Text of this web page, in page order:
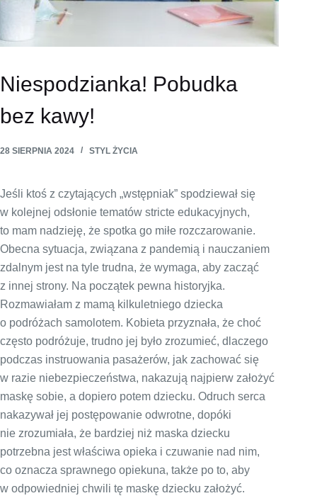
Niespodzianka! Pobudka
bez kawy!
28 SIERPNIA 2024 STYL ŻYCIA
Jeśli ktoś z czytających „wstępniak” spodziewał się
w kolejnej odsłonie tematów stricte edukacyjnych,
to mam nadzieję, że spotka go miłe rozczarowanie.
Obecna sytuacja, związana z pandemią i nauczaniem
zdalnym jest na tyle trudna, że wymaga, aby zacząć
z innej strony. Na początek pewna historyjka.
Rozmawiałam z mamą kilkuletniego dziecka
o podróżach samolotem. Kobieta przyznała, że choć
często podróżuje, trudno jej było zrozumieć, dlaczego
podczas instruowania pasażerów, jak zachować się
w razie niebezpieczeństwa, nakazują najpierw założyć
maskę sobie, a dopiero potem dziecku. Odruch serca
nakazywał jej postępowanie odwrotne, dopóki
nie zrozumiała, że bardziej niż maska dziecku
potrzebna jest właściwa opieka i czuwanie nad nim,
co oznacza sprawnego opiekuna, także po to, aby
w odpowiedniej chwili tę maskę dziecku założyć.